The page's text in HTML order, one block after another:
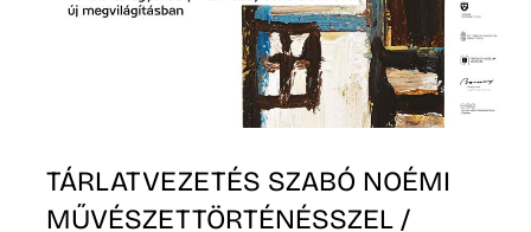
TÁRLATVEZETÉS SZABÓ NOÉMI
MŰVÉSZETTÖRTÉNÉSSZEL /